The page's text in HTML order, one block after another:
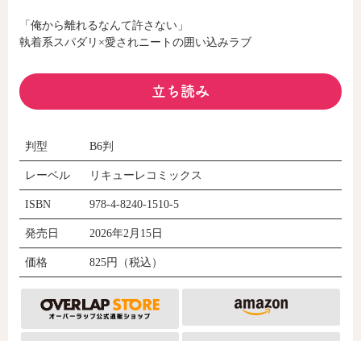
閉じる
「俺から離れるなんて許さない」
執着系スパダリ×愛されニートの囲い込みラブ
立ち読み
判型 B6判
レーベル リキューレコミックス
ISBN 978-4-8240-1510-5
発売日 2026年2月15日
価格 825円（税込）